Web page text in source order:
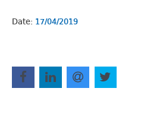
Date: 17/04/2019